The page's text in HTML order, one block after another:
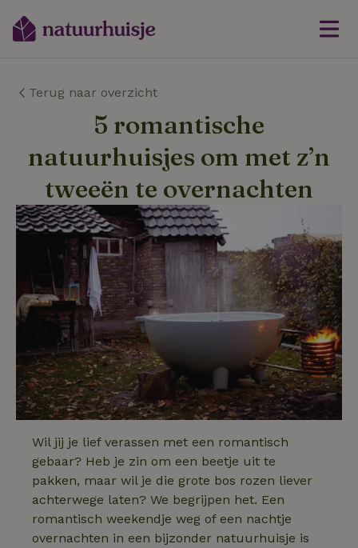
Terug naar overzicht
5 romantische
natuurhuisjes om met z’n
tweeën te overnachten
Wil jij je lief verassen met een romantisch
gebaar? Heb je zin om een beetje uit te
pakken, maar wil je die grote bos rozen liever
achterwege laten? We begrijpen het. Een
romantisch weekendje weg of een nachtje
overnachten in een bijzonder natuurhuisje is